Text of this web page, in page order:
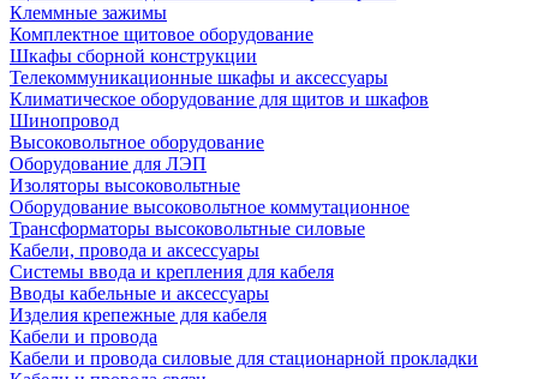
Клеммные зажимы
Комплектное щитовое оборудование
Шкафы сборной конструкции
Телекоммуникационные шкафы и аксессуары
Климатическое оборудование для щитов и шкафов
Шинопровод
Высоковольтное оборудование
Оборудование для ЛЭП
Изоляторы высоковольтные
Оборудование высоковольтное коммутационное
Трансформаторы высоковольтные силовые
Кабели, провода и аксессуары
Системы ввода и крепления для кабеля
Вводы кабельные и аксессуары
Изделия крепежные для кабеля
Кабели и провода
Кабели и провода силовые для стационарной прокладки